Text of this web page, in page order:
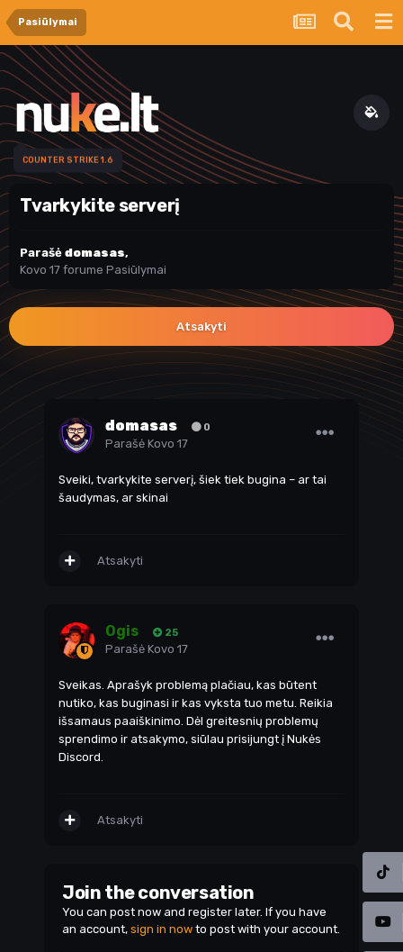
Pasiūlymai
COUNTER STRIKE 1.6
Tvarkykite serverį
Parašė domasas,
Kovo 17 forume Pasiūlymai
Atsakyti
domasas 0
Parašė Kovo 17
Sveiki, tvarkykite serverį, šiek tiek bugina – ar tai
šaudymas, ar skinai
Atsakyti
Ogis 25
Parašė Kovo 17
Sveikas. Aprašyk problemą plačiau, kas būtent
nutiko, kas buginasi ir kas vyksta tuo metu. Reikia
išsamaus paaiškinimo. Dėl greitesnių problemų
sprendimo ir atsakymo, siūlau prisijungt į Nukės
Discord.
Atsakyti
Join the conversation
You can post now and register later. If you have
an account, sign in now to post with your account.